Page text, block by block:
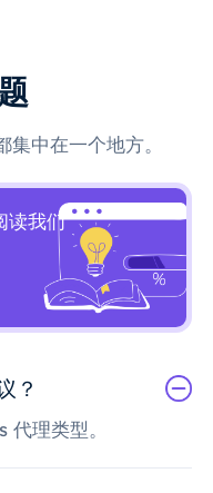
中在一个地方。
读我们
？
理类型。